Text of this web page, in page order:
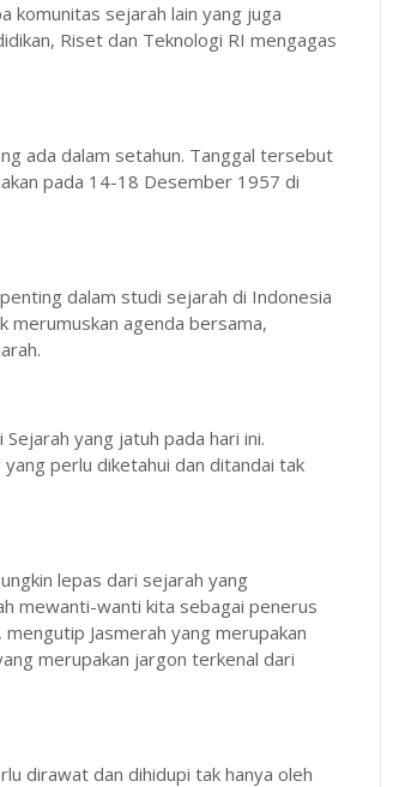
komunitas sejarah lain yang juga
Riset dan Teknologi RI mengagas
ada dalam setahun. Tanggal tersebut
pada 14-18 Desember 1957 di
dalam studi sejarah di Indonesia
merumuskan agenda bersama,
yang jatuh pada hari ini.
perlu diketahui dan ditandai tak
lepas dari sejarah yang
mewanti-wanti kita sebagai penerus
Jasmerah yang merupakan
merupakan jargon terkenal dari
dirawat dan dihidupi tak hanya oleh